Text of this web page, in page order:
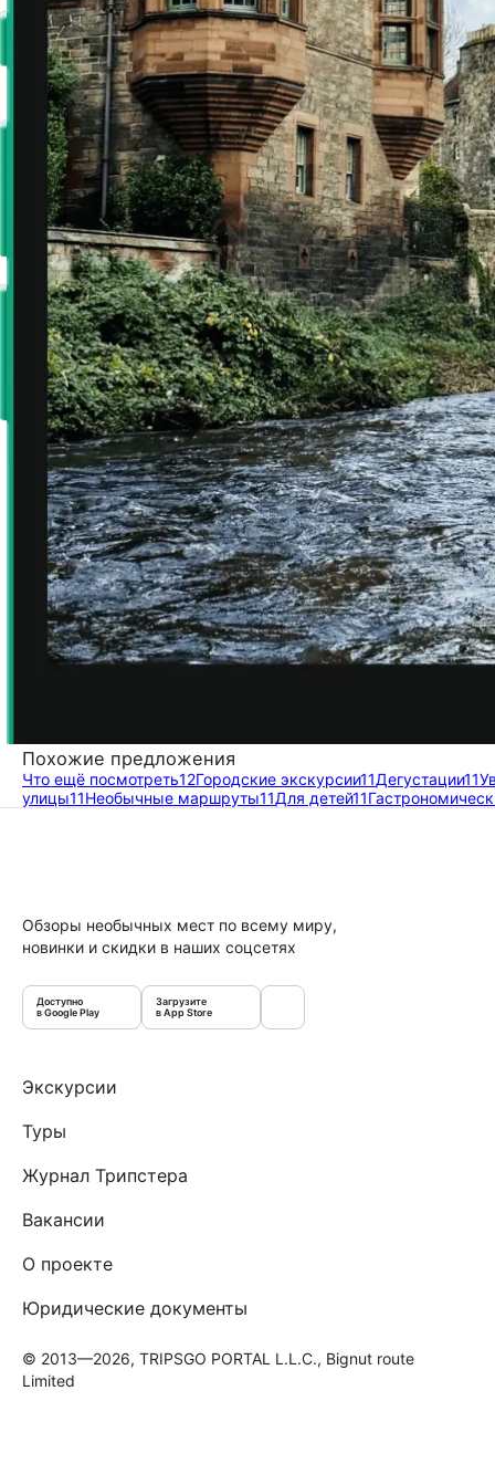
Похожие предложения
Что ещё посмотреть12Городские экскурсии11Дегустации11
улицы11Необычные маршруты11Для детей11
Обзоры необычных мест по всему миру,
новинки и скидки в наших соцсетях
Доступно
в Google Play
Загрузите
в App Store
Экскурсии
Туры
Журнал Трипстера
Вакансии
О проекте
Юридические документы
© 2013—2026, TRIPSGO PORTAL L.L.C., Bignut route
Limited